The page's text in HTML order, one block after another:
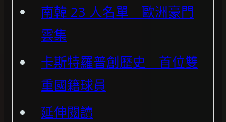
南韓 23 人名單 歐洲豪門
雲集
卡斯特羅普創歷史 首位雙
重國籍球員
延伸閱讀